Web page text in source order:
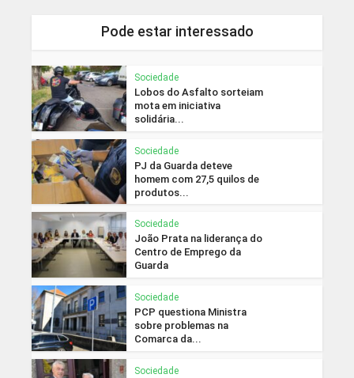
Pode estar interessado
Sociedade
Lobos do Asfalto sorteiam
mota em iniciativa
solidária...
Sociedade
PJ da Guarda deteve
homem com 27,5 quilos de
produtos...
Sociedade
João Prata na liderança do
Centro de Emprego da
Guarda
Sociedade
PCP questiona Ministra
sobre problemas na
Comarca da...
Sociedade